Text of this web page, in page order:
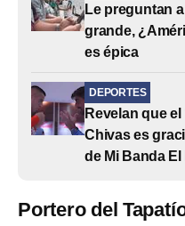
Le preguntan
grande,
es épica
DEPORTES
Revelan que
Chivas es
de Mi Banda
Portero del